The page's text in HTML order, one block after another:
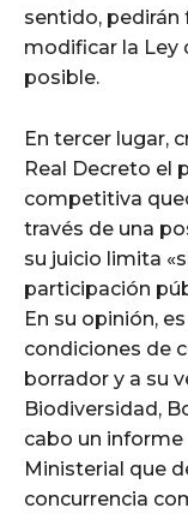
sentido,
modificar la Ley
posible.
En tercer lugar,
Real Decreto el
competitiva
través de una
su juicio limita
participación
En su opinión,
condiciones de
borrador y a su
Biodiversidad,
cabo un informe
Ministerial que
concurrencia